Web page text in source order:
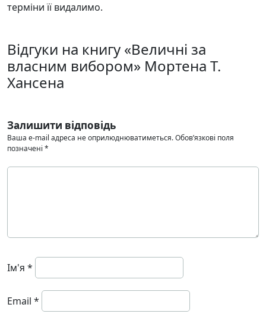
терміни її видалимо.
Відгуки на книгу «Величні за
власним вибором» Мортена Т.
Хансена
Залишити відповідь
Ваша e-mail адреса не оприлюднюватиметься.Обов’язкові поля
позначені *
Ім'я *
Email *